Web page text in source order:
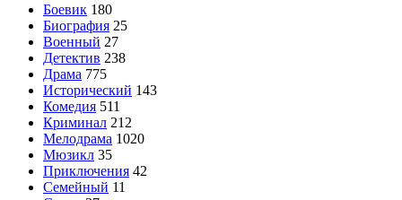
Боевик 180
Биография 25
Военный 27
Детектив 238
Драма 775
Исторический 143
Комедия 511
Криминал 212
Мелодрама 1020
Мюзикл 35
Приключения 42
Семейный 11